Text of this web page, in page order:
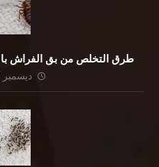
طرق التخلص من بق الفراش
ديسمبر 2, 2025